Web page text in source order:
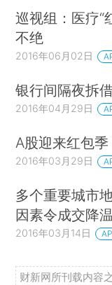
巡视组：医疗“
不绝
2016年06月02日
银行间隔夜拆
2016年04月29日
A股迎来红包
2016年03月29日
多个重要城市
因素令成交降温
2016年03月14日
财新网所刊载内容